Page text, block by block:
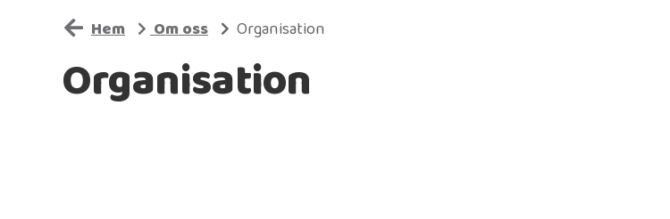
Hem Om oss Organisation
Organisation